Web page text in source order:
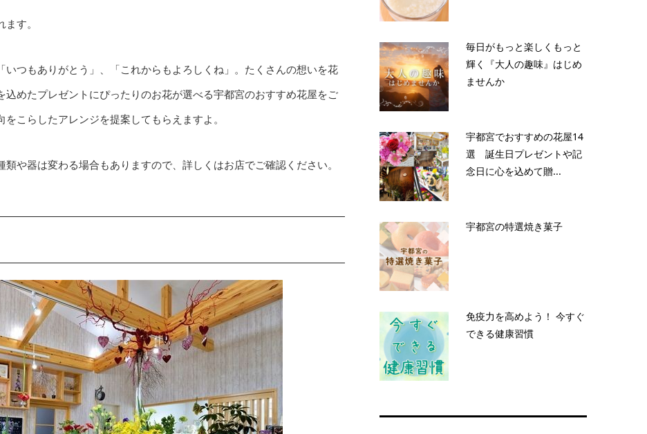
す。
いつもありがとう」、「これからもよろしくね」。たくさんの想いを花
めたプレゼントにぴったりのお花が選べる宇都宮のおすすめ花屋をご
こらしたアレンジを提案してもらえますよ。
や器は変わる場合もありますので、詳しくはお店でご確認ください。
毎日がもっと楽しくもっと
輝く『大人の趣味』はじめ
ませんか
宇都宮でおすすめの花屋14
選 誕生日プレゼントや記
念日に心を込めて贈...
宇都宮の特選焼き菓子
免疫力を高めよう！ 今すぐ
できる健康習慣